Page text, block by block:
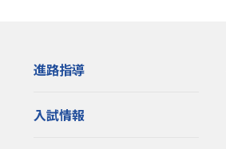
進路指導
入試情報